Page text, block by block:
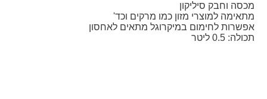
מכסה וחבק סיליקון
מתאימה למוצרי מזון כמו מרקים וכד'
אפשרות לחימום במיקרוגל מתאים לאחסון
תכולה: 0.5 ליטר